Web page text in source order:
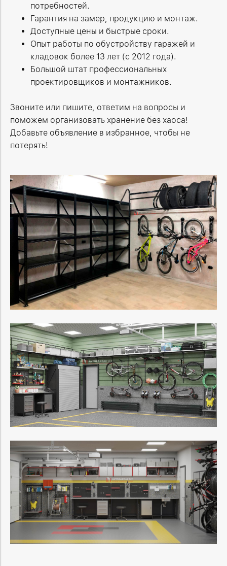
потребностей.
Гарантия на замер, продукцию и монтаж.
Доступные цены и быстрые сроки.
Опыт работы по обустройству гаражей и
кладовок более 13 лет (с 2012 года).
Большой штат профессиональных
проектировщиков и монтажников.
Звоните или пишите, ответим на вопросы и
поможем организовать хранение без хаоса!
Добавьте объявление в избранное, чтобы не
потерять!